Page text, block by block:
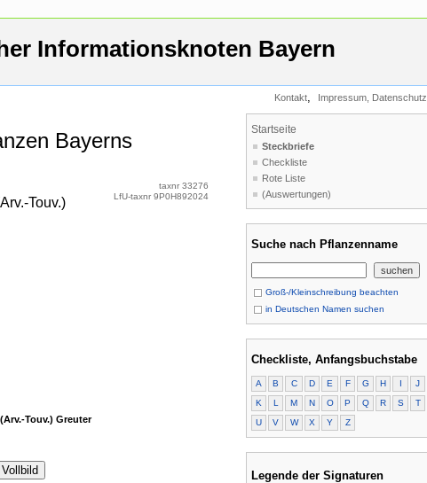
Informationsknoten Bayern
Kontakt, Impressum, Datenschutz
Bayerns
Touv.)
taxnr 33276
LfU-taxnr 9P0H892024
Touv.) Greuter
Vollbild
Startseite
Steckbriefe
Checkliste
Rote Liste
(Auswertungen)
Suche nach Pflanzenname
Groß-/Kleinschreibung beachten
in Deutschen Namen suchen
Checkliste, Anfangsbuchstabe
A B C D E F G H I
J
K
L M N O P Q R S
T
U
V W X Y Z
Legende der Signaturen